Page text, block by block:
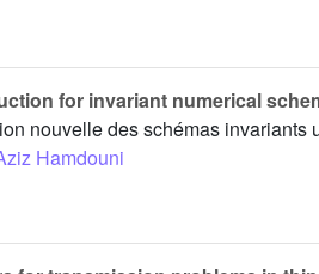
for invariant numerical
nouvelle des schémas invariants
Hamdouni